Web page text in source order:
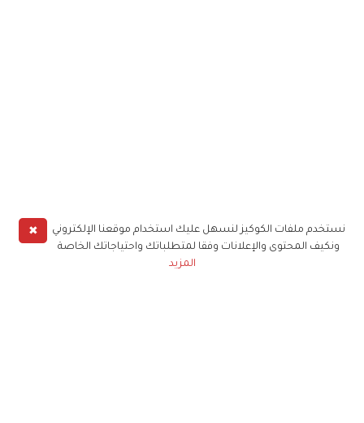
✖
نستخدم ملفات الكوكيز لنسهل عليك استخدام موقعنا الإلكتروني
ونكيف المحتوى والإعلانات وفقا لمتطلباتك واحتياجاتك الخاصة
المزيد